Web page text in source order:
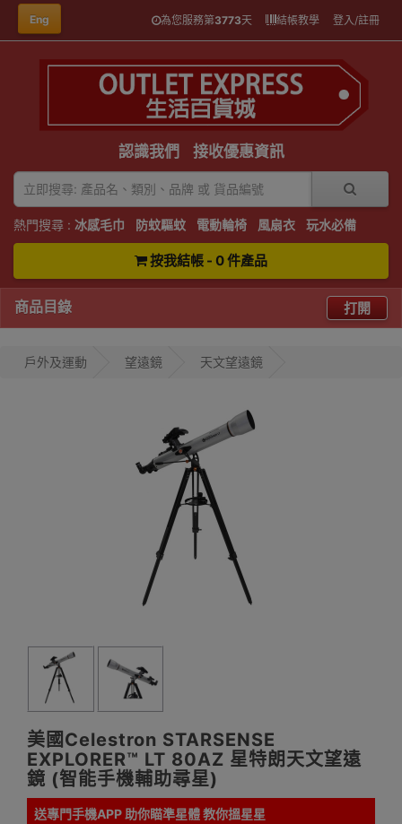
Eng 為您服務第3773天 結帳教學 登入/註冊
認識我們 接收優惠資訊
熱門搜尋 : 冰感毛巾 防蚊驅蚊 電動輪椅 風扇衣 玩水必備
按我結帳 - 0 件產品
商品目錄 打開
戶外及運動 望遠鏡 天文望遠鏡
美國Celestron STARSENSE
EXPLORER™ LT 80AZ 星特朗天文望遠
鏡 (智能手機輔助尋星)
送專門手機APP 助你瞄準星體 教你搵星星